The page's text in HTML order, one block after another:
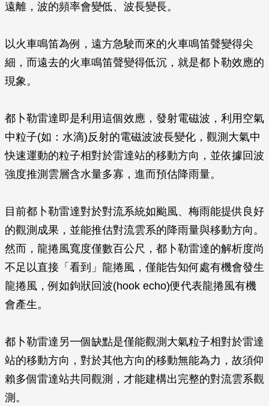
遠離，波的頻率會變低、波長變長。
以火車鳴笛為例，遠方急駛而來的火車鳴笛聲變得尖
細，而遠去的火車鳴笛聲變得低沉，就是都卜勒效應的
現象。
都卜勒雷達即是利用這個效應，發射電磁波，利用空氣
中粒子(如：水滴)反射的電磁波波長變化，觀測大氣中
快速運動的粒子相對於雷達站的移動方向，並依據回波
強度推測雲層含水量多寡，進而預估降雨量。
目前都卜勒雷達對於對流系統如颱風、梅雨能提供良好
的觀測成果，並能推估對流雲系的降雨量與移動方向。
然而，龍捲風寬度僅數百公尺，都卜勒雷達的解析度尚
不足以直接「看到」龍捲風，僅能告知何處有機會發生
龍捲風，例如鉤狀回波(hook echo)便代表龍捲風有機
會產生。
都卜勒雷達另一個缺點是僅能觀測大氣粒子相對於雷達
站的移動方向，對於其他方向的移動無能為力，故須仰
賴多個雷達站共同觀測，才能建構出完整的對流雲系觀
測。